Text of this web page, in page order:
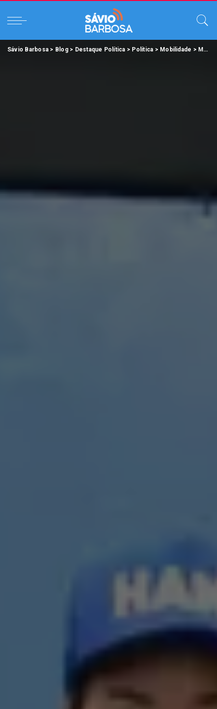
Sávio Barbosa > Blog> Destaque Política > Política > Mobilidade > Moradores do Sul do Pará conquistam habilitação gratuita pelo programa CNH Pai D’Égua.